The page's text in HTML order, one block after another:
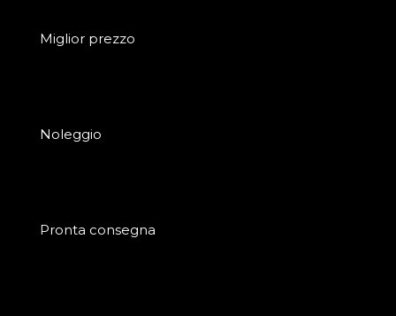
Miglior prezzo
Noleggio
Pronta consegna